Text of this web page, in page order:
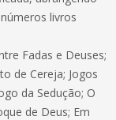
livros
Fadas e Deuses;
de Cereja; Jogos
da Sedução; O
de Deus; Em